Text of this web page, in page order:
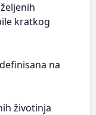
kratkog
na
životinja